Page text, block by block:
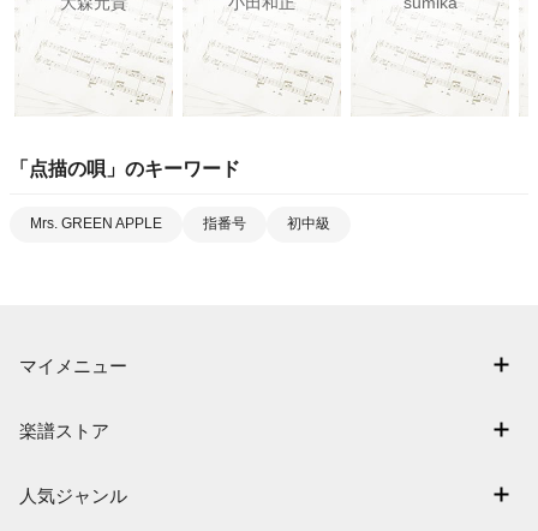
「 点描の唄 」のキーワード
Mrs. GREEN APPLE 指番号 初中級
マイメニュー
退会はこちら
楽譜ストア
人気ジャンル